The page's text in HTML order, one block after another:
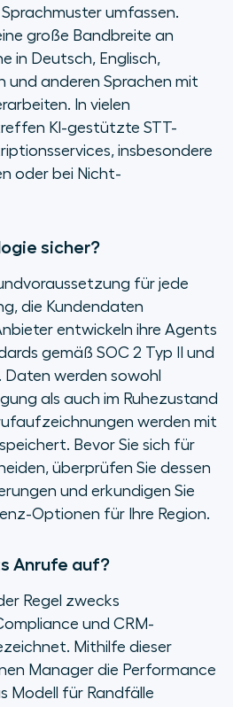
umfassen.
große Bandbreite an
in Deutsch, Englisch,
und anderen Sprachen mit
In vielen
KI-gestützte STT-
insbesondere
oder bei Nicht-
sicher?
für jede
die Kundendaten
entwickeln ihre Agents
gemäß SOC 2 Typ II und
Daten werden sowohl
als auch im Ruhezustand
werden mit
Bevor Sie sich für
überprüfen Sie dessen
und erkundigen Sie
Optionen für Ihre Region.
Anrufe auf?
Regel zwecks
und CRM-
Mithilfe dieser
Manager die Performance
Modell für Randfälle